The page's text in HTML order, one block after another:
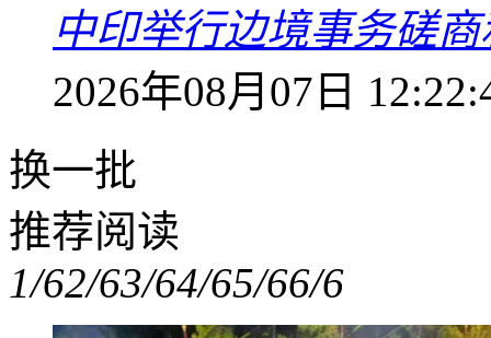
中印举行边境事务磋
2026年08月07日
换一批
推荐阅读
1/62/63/64/65/66/6